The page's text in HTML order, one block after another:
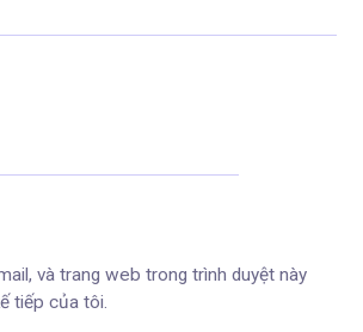
và trang web trong trình duyệt này
tiếp của tôi.